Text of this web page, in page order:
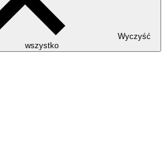
Wyczyść
wszystko